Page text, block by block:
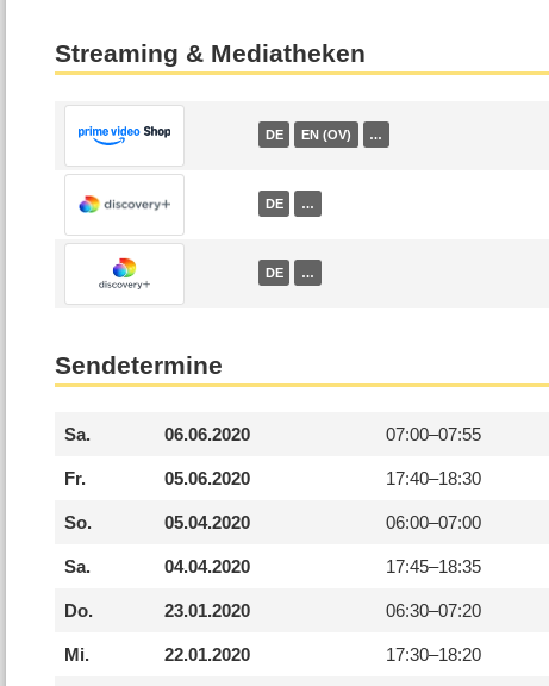
Streaming & Mediatheken
DE EN (OV) …
DE …
DE …
Sendetermine
Sa. 06.06.2020 07:00–07:55
Fr. 05.06.2020 17:40–18:30
So. 05.04.2020 06:00–07:00
Sa. 04.04.2020 17:45–18:35
Do. 23.01.2020 06:30–07:20
Mi. 22.01.2020 17:30–18:20